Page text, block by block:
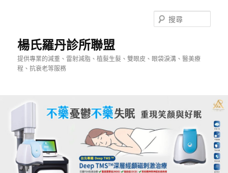
楊氏羅丹診所聯盟
提供專業的減重、雷射減脂、植髮生髮、雙眼皮、眼袋淚溝、醫美療
程、抗衰老等服務
尋